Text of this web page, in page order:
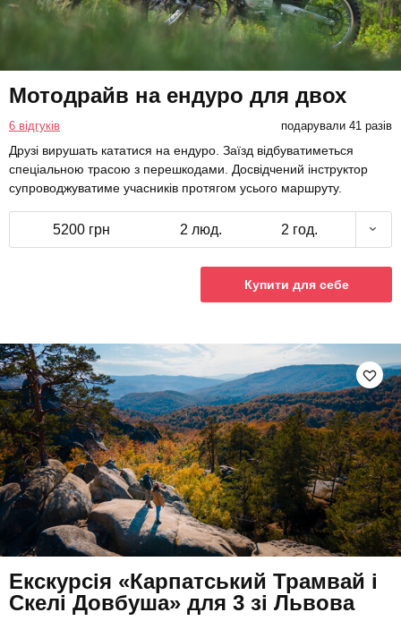
Мотодрайв на ендуро для двох
6 відгуків подарували 41 разів
Друзі вирушать кататися на ендуро. Заїзд відбуватиметься
спеціальною трасою з перешкодами. Досвідчений інструктор
супроводжуватиме учасників протягом усього маршруту.
5200 грн 2 люд. 2 год.
Купити для себе
Екскурсія «Карпатський Трамвай і
Скелі Довбуша» для 3 зі Львова